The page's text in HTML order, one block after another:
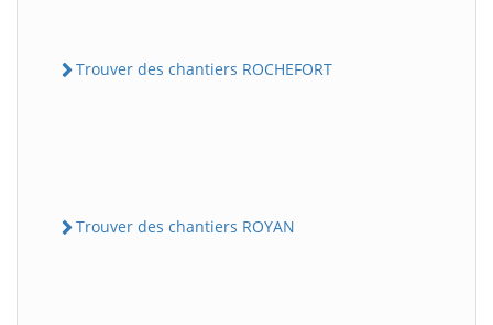
Trouver des chantiers ROCHEFORT
Trouver des chantiers ROYAN